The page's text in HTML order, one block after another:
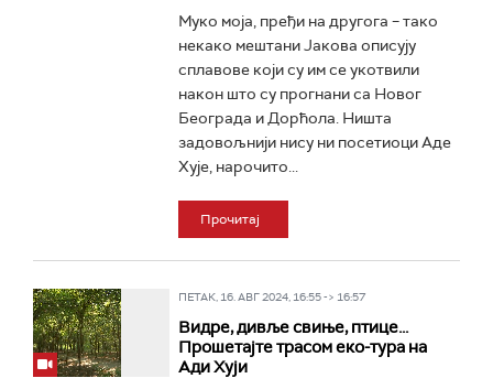
Муко моја, пређи на другога – тако
некако мештани Јакова описују
сплавове који су им се укотвили
након што су прогнани са Новог
Београда и Дорћола. Ништа
задовољнији нису ни посетиоци Аде
Хује, нарочито...
Прочитај
ПЕТАК, 16. АВГ 2024, 16:55 -> 16:57
Видре, дивље свиње, птице...
Прошетајте трасом еко-тура на
Ади Хуји